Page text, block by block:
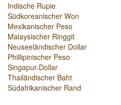
Indische Rupie
Südkoreanischer Won
Mexikanischer Peso
Malaysischer Ringgit
Neuseeländischer Dollar
Phillipinischer Peso
Singapur-Dollar
Thailändischer Baht
Südafrikanischer Rand